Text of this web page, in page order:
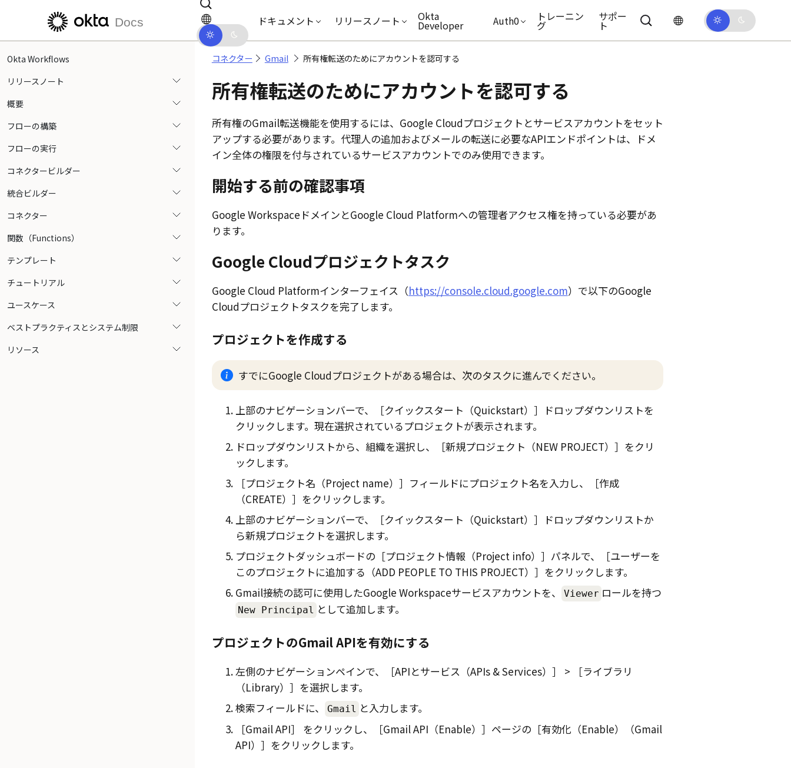
メインコンテンツにスキップ ドキュメントナビゲーションにスキップ
Docs ドキュメント リリースノート Okta
Developer Auth0 トレーニン
グ
サポー
ト
Okta Workflows
リリースノート
概要
フローの構築
フローの実行
コネクタービルダー
統合ビルダー
コネクター
関数（Functions）
テンプレート
チュートリアル
ユースケース
ベストプラクティスとシステム制限
リソース
コネクター Gmail 所有権転送のためにアカウントを認可する
所有権転送のためにアカウントを認可する
所有権のGmail転送機能を使用するには、 Google Cloudプロジェクトとサービスアカウントをセット
アップする必要があります。代理人の追加およびメールの転送に必要なAPIエンドポイントは、ドメ
イン全体の権限を付与されているサービスアカウントでのみ使用できます。
開始する前の確認事項
Google Workspace ドメインとGoogle Cloud Platformへの管理者アクセス権を持っている必要があ
ります。
Google Cloudプロジェクトタスク
Google Cloud Platformインターフェイス（https://console.cloud.google.com）で以下のGoogle
Cloudプロジェクトタスクを完了します。
プロジェクトを作成する
すでにGoogle Cloudプロジェクトがある場合は、次のタスクに進んでください。
上部のナビゲーションバーで、 クイックスタート（Quickstart）
ドロップダウンリストを
クリックします。現在選択されているプロジェクトが表示されます。
ドロップダウンリストから、組織を選択し、
新規プロジェクト（NEW PROJECT）
をクリ
ックします。
プロジェクト名（Project name）
フィールドにプロジェクト名を入力し、
作成
（CREATE）
をクリックします。
上部のナビゲーションバーで、
クイックスタート（Quickstart）
ドロップダウンリストか
ら新規プロジェクトを選択します。
プロジェクトダッシュボードの
プロジェクト情報（Project info） パネルで、
ユーザーを
このプロジェクトに追加する（ADD PEOPLE TO THIS PROJECT）
をクリックします。
Gmail接続の認可に使用したGoogle Workspaceサービスアカウントを、 Viewer ロールを持つ
New Principal として追加します。
プロジェクトのGmailAPIを有効にする
左側のナビゲーションペインで、 APIとサービス（APIs & Services）
ライブラリ
（Library）
を選択します。
検索フィールドに、
Gmail と入力します。
Gmail API
をクリックし、 Gmail API（Enable） ページの
有効化（Enable）（Gmail
API）
をクリックします。